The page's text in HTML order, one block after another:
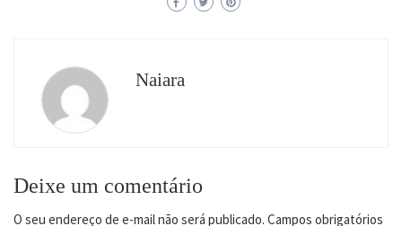
Naiara
Deixe um comentário
O seu endereço de e-mail não será publicado. Campos obrigatórios